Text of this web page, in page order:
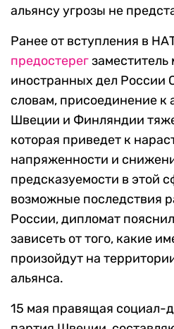
альянсу угрозы не
Ранее от вступления в
предостерегзаместитель
иностранных дел России
словам, присоединение к
Швеции и Финляндии
которая приведет к
напряженности и
предсказуемости в этой
возможные последствия
России, дипломат
зависеть от того, какие
произойдут на
альянса.
15 мая правящая социал-